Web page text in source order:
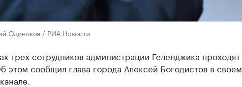
Одиноков / РИА Новости
трех сотрудников администрации Геленджика проходят
этом сообщил глава города Алексей Богодистов в своем